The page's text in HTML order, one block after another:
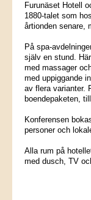
Furunäset Hotell
1880-talet som
årtionden senare,
På spa-
själv en stund.
med massager
med uppiggande
av flera varianter.
boendepaketen,
Konferensen
personer och
Alla rum på
med dusch, TV